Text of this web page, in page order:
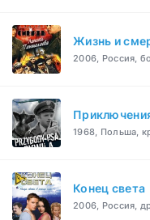
Жизнь и
2006, Россия,
1968, Польша,
Конец света
2006, Россия,